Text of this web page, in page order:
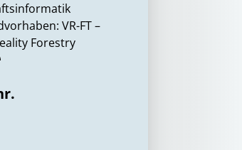
VR-FT –
Forestry
Forest Institute - EFI-
Klima-Resilienz)